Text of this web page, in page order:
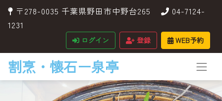
〒278-0035 千葉県野田市中野台265
04-7124-
1231
ログイン 登録 WEB予約
割烹・懐石ー泉亭